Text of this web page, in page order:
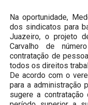
Na oportunidade,
dos sindicatos para
Juazeiro, o projeto
Carvalho de
contratação de
todos os direitos
De acordo com o
para a administração
sugere a